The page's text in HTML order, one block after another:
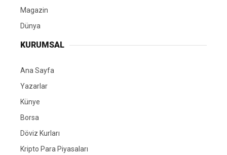
Magazin
Dünya
KURUMSAL
Ana Sayfa
Yazarlar
Künye
Borsa
Döviz Kurları
Kripto Para Piyasaları